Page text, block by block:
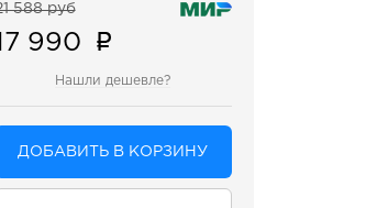
588 руб
990
Нашли дешевле?
ДОБАВИТЬ В КОРЗИНУ